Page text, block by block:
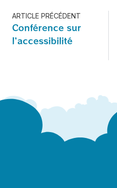
ARTICLE PRÉCÉDENT
Conférence sur
l’accessibilité